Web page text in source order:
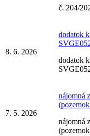
č. 204/
8. 6. 2026
dodatok
dodatok
7. 5. 2026
nájomná
nájomná